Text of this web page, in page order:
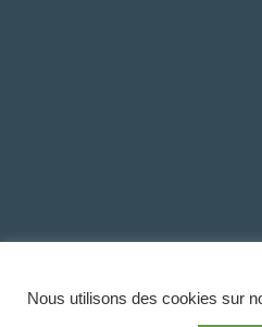
Nous utilisons des cookies sur